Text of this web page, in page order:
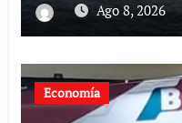
Ago 8, 2026
Economía